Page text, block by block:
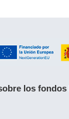
los fondos